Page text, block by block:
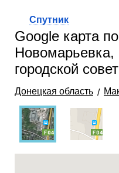
Спутник
Google карта
Новомарьевка,
городской совет
Донецкая область